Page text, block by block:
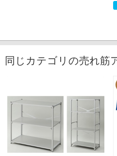
同じカテゴリの売れ筋